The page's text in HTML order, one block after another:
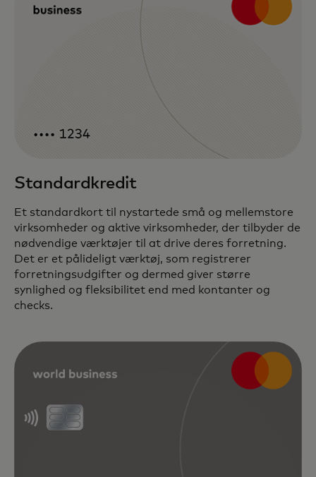
Standardkredit
Et standardkort til nystartede små og mellemstore
virksomheder og aktive virksomheder, der tilbyder de
nødvendige værktøjer til at drive deres forretning.
Det er et pålideligt værktøj, som registrerer
forretningsudgifter og dermed giver større
synlighed og fleksibilitet end med kontanter og
checks.